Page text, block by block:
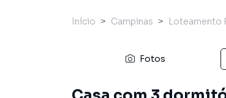
Início Campinas Loteamento
Fotos